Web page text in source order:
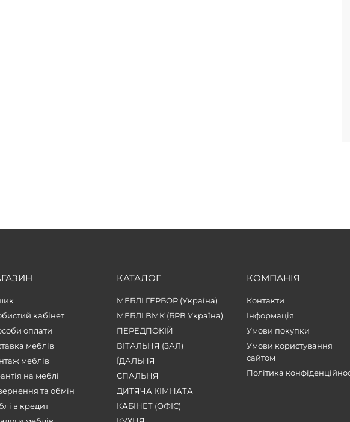
кабінет
оплати
меблів
меблів
на меблі
та обмін
в кредит
КАТАЛОГ
МЕБЛІ ГЕРБОР (Україна)
МЕБЛІ ВМК (БРВ Україна)
ПЕРЕДПОКІЙ
ВІТАЛЬНЯ (ЗАЛ)
ЇДАЛЬНЯ
СПАЛЬНЯ
ДИТЯЧА КІМНАТА
КАБІНЕТ (ОФІС)
КОМПАНІЯ
Контакти
Інформація
Умови покупки
Умови користування
сайтом
Політика